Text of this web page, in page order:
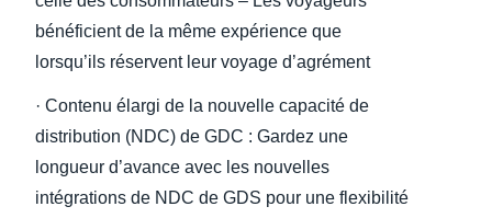
bénéficient de la même expérience que
lorsqu’ils réservent leur voyage d’agrément
· Contenu élargi de la nouvelle capacité de
distribution (NDC) de GDC : Gardez une
longueur d’avance avec les nouvelles
intégrations de NDC de GDS pour une flexibilité